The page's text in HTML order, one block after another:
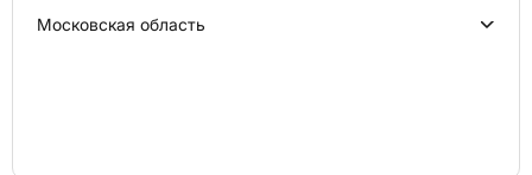
Московская область